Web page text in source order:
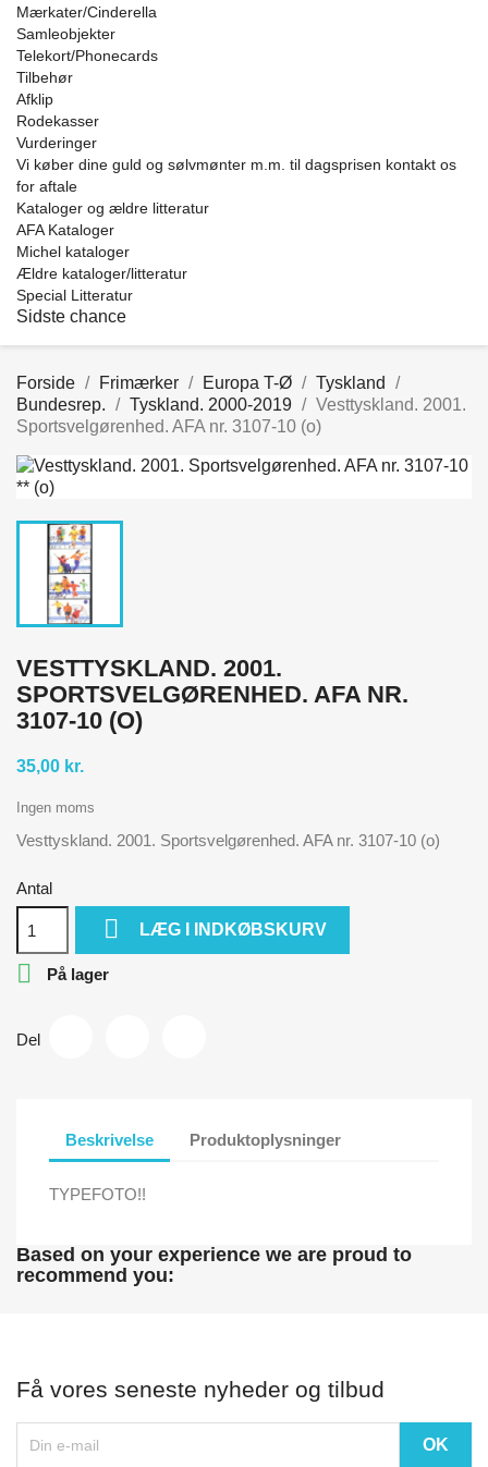
Mærkater/Cinderella
Samleobjekter
Telekort/Phonecards
Tilbehør
Afklip
Rodekasser
Vurderinger
Vi køber dine guld og sølvmønter m.m. til dagsprisen kontakt os
for aftale
Kataloger og ældre litteratur
AFA Kataloger
Michel kataloger
Ældre kataloger/litteratur
Special Litteratur
Sidste chance
Forside Frimærker Europa T-Ø
Tyskland
Bundesrep.
Tyskland. 2000-2019
Vesttyskland. 2001.
Sportsvelgørenhed. AFA nr. 3107-10 (o)
VESTTYSKLAND. 2001.
SPORTSVELGØRENHED. AFA NR.
3107-10 (O)
35,00 kr.
Ingen moms
Vesttyskland. 2001. Sportsvelgørenhed. AFA nr. 3107-10 (o)
Antal
 LÆG I INDKØBSKURV
 På lager
Del
Beskrivelse Produktoplysninger
TYPEFOTO!!
Based on your experience we are proud to
recommend you:
Få vores seneste nyheder og tilbud